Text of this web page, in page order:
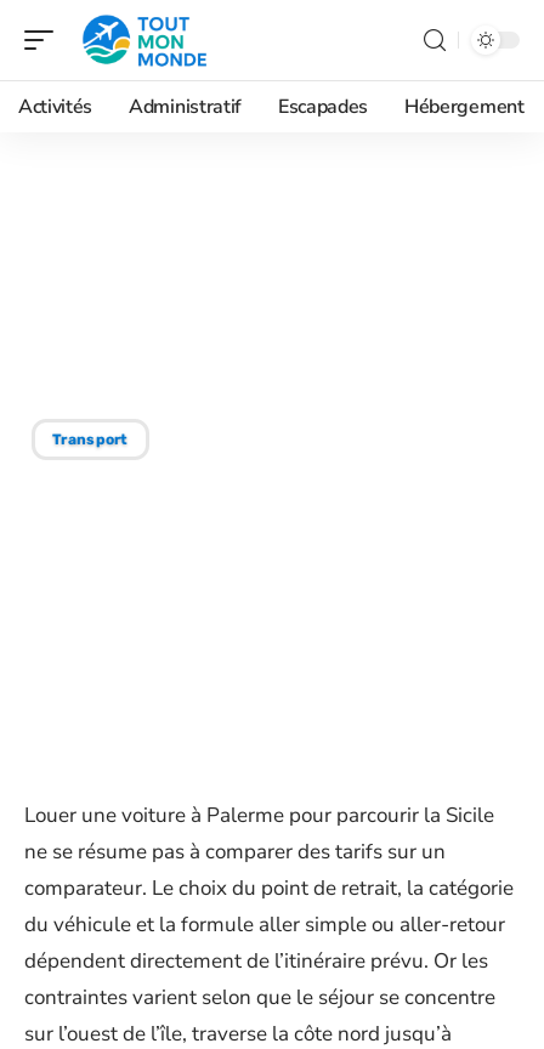
Activités Administratif Escapades Hébergement
Transport
Louer une voiture à Palerme pour parcourir la Sicile
ne se résume pas à comparer des tarifs sur un
comparateur. Le choix du point de retrait, la catégorie
du véhicule et la formule aller simple ou aller-retour
dépendent directement de l’itinéraire prévu. Or les
contraintes varient selon que le séjour se concentre
sur l’ouest de l’île, traverse la côte nord jusqu’à